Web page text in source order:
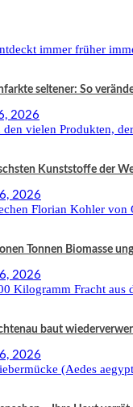
seltener: So
2026
Kunststoffe der
2026
Tonnen Biomasse
2026
baut
2026